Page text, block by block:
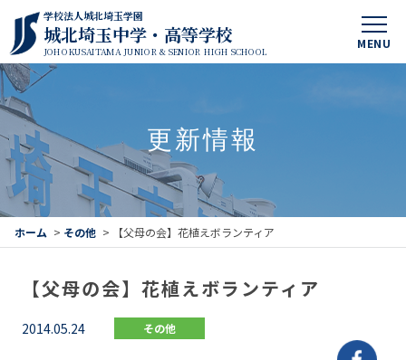
MENU
学校法人城北埼玉学園
城北埼玉中学・高等学校
JOHOKUSAITAMA JUNIOR & SENIOR HIGH SCHOOL
更新情報
ホーム > その他 > 【父母の会】花植えボランティア
【父母の会】花植えボランティア
2014.05.24 その他